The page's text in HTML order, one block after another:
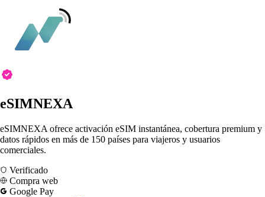
eSIMNEXA
eSIMNEXA ofrece activación eSIM instantánea, cobertura premium y
datos rápidos en más de 150 países para viajeros y usuarios
comerciales.
Verificado
Compra web
Google Pay